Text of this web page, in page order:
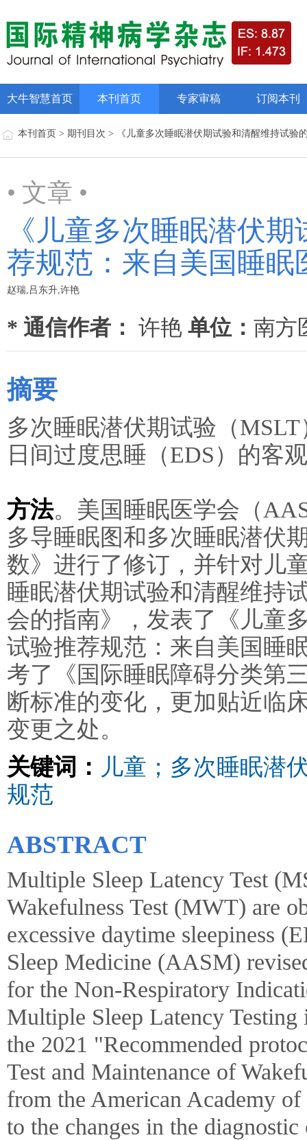
大牛智慧首页 本刊首页 专家审稿 订阅本刊
本刊首页 > 期刊目次 > 《儿童多次睡眠潜伏期试验和清醒维持试验
• 文章 •
《儿童多次睡眠潜伏
荐规范：来自美国睡
赵瑞,吕东升,许艳
* 通信作者： 许艳 单位： 南方
摘要
多次睡眠潜伏期试验（
日间过度思睡（EDS）的客
方法。美国睡眠医学会（
多导睡眠图和多次睡眠潜伏
数》进行了修订，并针对儿
睡眠潜伏期试验和清醒维持
会的指南》，发表了《儿童
试验推荐规范：来自美国睡
考了《国际睡眠障碍分类第
断标准的变化，更加贴近临
变更之处。
关键词： 儿童；多次睡眠潜
规范
ABSTRACT
Multiple Sleep Latency Test
Wakefulness Test (MWT) are
excessive daytime sleepiness
Sleep Medicine (AASM)
for the Non-Respiratory
Multiple Sleep Latency
the 2021 "Recommended
Test and Maintenance of
from the American Academy
to the changes in the